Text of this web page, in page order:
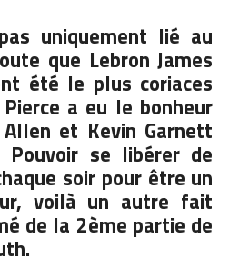
uniquement lié au
que Lebron James
été le plus coriaces
a eu le bonheur
et Kevin Garnett
Pouvoir se libérer de
soir pour être un
voilà un autre fait
de la 2ème partie de